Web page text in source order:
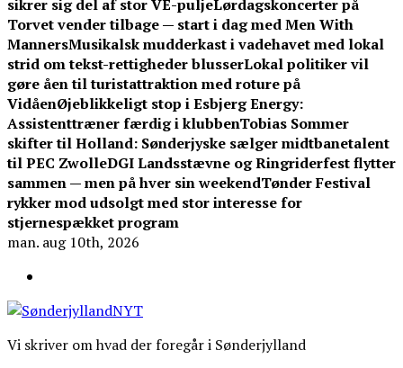
sikrer sig del af stor VE-puljeLørdagskoncerter på
Torvet vender tilbage — start i dag med Men With
MannersMusikalsk mudderkast i vadehavet med lokal
strid om tekst-rettigheder blusserLokal politiker vil
gøre åen til turistattraktion med roture på
VidåenØjeblikkeligt stop i Esbjerg Energy:
Assistenttræner færdig i klubbenTobias Sommer
skifter til Holland: Sønderjyske sælger midtbanetalent
til PEC ZwolleDGI Landsstævne og Ringriderfest flytter
sammen — men på hver sin weekendTønder Festival
rykker mod udsolgt med stor interesse for
stjernespækket program
man. aug 10th, 2026
Vi skriver om hvad der foregår i Sønderjylland